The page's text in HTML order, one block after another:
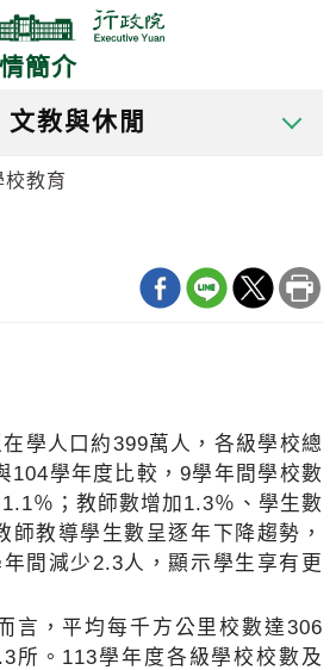
簡介
文教與休閒
校教育
學人口約399萬人，各級學校總
104學年度比較，9學年間學校數
％；教師數增加1.3％、學生數
師教導學生數呈逐年下降趨勢，
間減少2.3人，顯示學生享有更
言，平均每千方公里校數達306
所。113學年度各級學校校數及